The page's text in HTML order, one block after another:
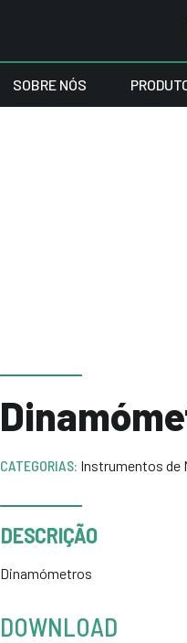
SOBRE NÓS
CATEGORIAS: Instrumentos de
DESCRIÇÃO
Dinamómetros
DOWNLOAD